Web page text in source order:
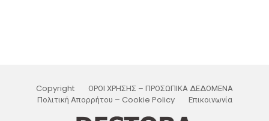
Copyright
ΟΡΟΙ ΧΡΗΣΗΣ – ΠΡΟΣΩΠΙΚΑ ΔΕΔΟΜΕΝΑ
Πολιτική Απορρήτου – Cookie Policy
Επικοινωνία